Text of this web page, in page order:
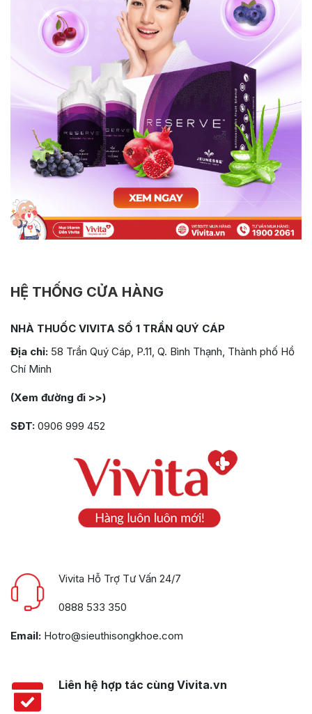
HỆ THỐNG CỬA HÀNG
NHÀ THUỐC VIVITA SỐ 1 TRẦN QUÝ CÁP
Địa chỉ: 58 Trần Quý Cáp, P.11, Q. Bình Thạnh, Thành phố Hồ
Chí Minh
(Xem đường đi >>)
SĐT: 0906 999 452
Vivita Hỗ Trợ Tư Vấn 24/7
0888 533 350
Email: Hotro@sieuthisongkhoe.com
Liên hệ hợp tác cùng Vivita.vn